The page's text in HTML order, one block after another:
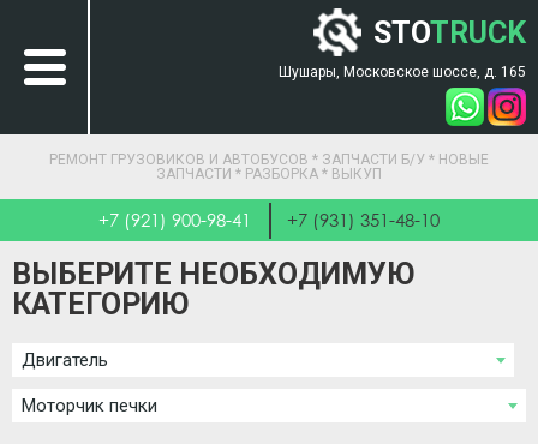
STOTRUCK
Шушары, Московское шоссе, д. 165
РЕМОНТ ГРУЗОВИКОВ И АВТОБУСОВ * ЗАПЧАСТИ Б/У * НОВЫЕ
ЗАПЧАСТИ * РАЗБОРКА * ВЫКУП
+7 (921) 900-98-41 +7 (931) 351-48-10
ВЫБЕРИТЕ НЕОБХОДИМУЮ
КАТЕГОРИЮ
Двигатель
Моторчик печки